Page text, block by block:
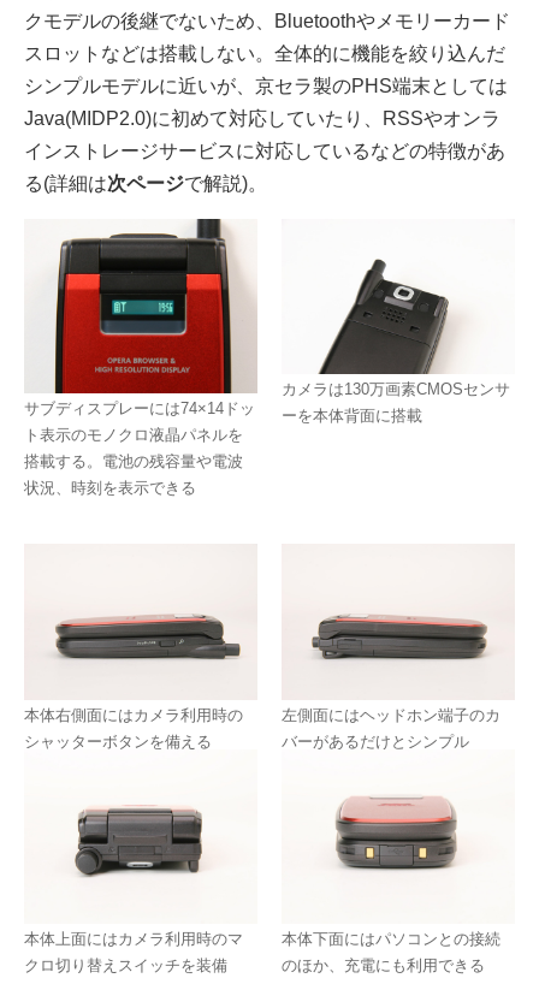
クモデルの後継でないため、Bluetoothやメモリーカード
スロットなどは搭載しない。全体的に機能を絞り込んだ
シンプルモデルに近いが、京セラ製のPHS端末としては
Java(MIDP2.0)に初めて対応していたり、RSSやオンラ
インストレージサービスに対応しているなどの特徴があ
る(詳細は次ページで解説)。
サブディスプレーには74×14ドッ
ト表示のモノクロ液晶パネルを
搭載する。電池の残容量や電波
状況、時刻を表示できる
カメラは130万画素CMOSセンサ
ーを本体背面に搭載
本体右側面にはカメラ利用時の
シャッターボタンを備える
左側面にはヘッドホン端子のカ
バーがあるだけとシンプル
本体上面にはカメラ利用時のマ
クロ切り替えスイッチを装備
本体下面にはパソコンとの接続
のほか、充電にも利用できる